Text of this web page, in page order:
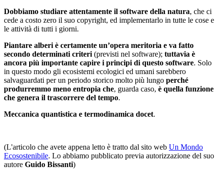
Dobbiamo studiare attentamente il software della natura, che ci
cede a costo zero il suo copyright, ed implementarlo in tutte le cose e
le attività di tutti i giorni.
Piantare alberi è certamente un’opera meritoria e va fatto
secondo determinati criteri (previsti nel software); tuttavia è
ancora più importante capire i principi di questo software. Solo
in questo modo gli ecosistemi ecologici ed umani sarebbero
salvaguardati per un periodo storico molto più lungo perché
produrremmo meno entropia che, guarda caso, è quella funzione
che genera il trascorrere del tempo.
Meccanica quantistica e termodinamica docet.
(L'articolo che avete appena letto è tratto dal sito web Un Mondo
Ecosostenibile. Lo abbiamo pubblicato previa autorizzazione del suo
autore Guido Bissanti)